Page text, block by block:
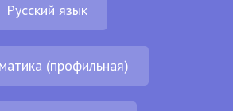
Русский язык
(профильная)